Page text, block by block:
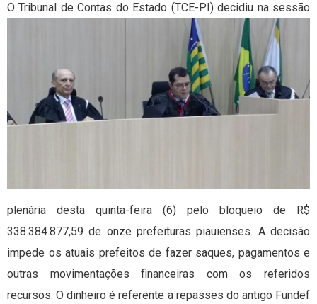
O Tribunal de Contas do Estado (TCE-PI) decidiu na sessão
plenária desta quinta-feira (6) pelo bloqueio de R$
338.384.877,59 de onze prefeituras piauienses. A decisão
impede os atuais prefeitos de fazer saques, pagamentos e
outras movimentações financeiras com os referidos
recursos. O dinheiro é referente a repasses do antigo Fundef